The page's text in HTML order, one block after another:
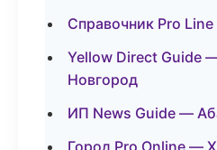
Справочник Pro
Yellow Direct Guide
Новгород
ИП News Guide —
Город Pro Online —